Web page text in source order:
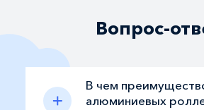
Вопрос-
В чем
алюминиевых